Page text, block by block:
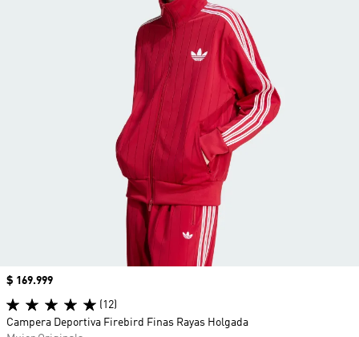
Precio
$ 169.999
(12)
Campera Deportiva Firebird Finas Rayas Holgada